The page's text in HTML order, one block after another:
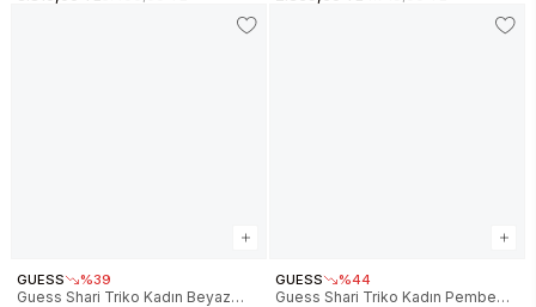
GUESS %39
Guess Shari Triko Kadın Beyaz
GUESS %44
Guess Shari Triko Kadın Pembe